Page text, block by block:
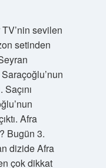
sevilen
setinden
Saçını
Afra
Bugün 3.
dizide Afra
çok dikkat